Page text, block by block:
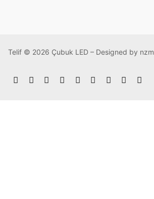
Telif © 2026 Çubuk LED – Designed by nzm